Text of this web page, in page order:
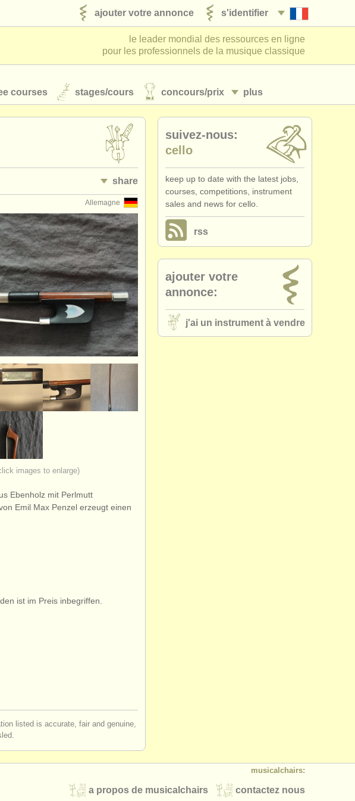
s'identifier
ajouter votre annonce
le leader mondial des ressources en ligne
pour les professionnels de la musique classique
plus
courses stages/cours concours/prix
share
Allemagne
images to enlarge)
Ebenholz mit Perlmutt
Emil Max Penzel erzeugt einen
ist im Preis inbegriffen.
listed is accurate, fair and genuine,
suivez-nous:
cello
keep up to date with the latest jobs,
courses, competitions, instrument
sales and news for cello.
rss
ajouter votre
annonce:
j'ai un instrument à vendre
musicalchairs:
contactez nous
a propos de musicalchairs